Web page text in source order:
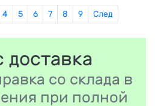
4 5 6 7 8 9 След
доставка
со склада в
при полной